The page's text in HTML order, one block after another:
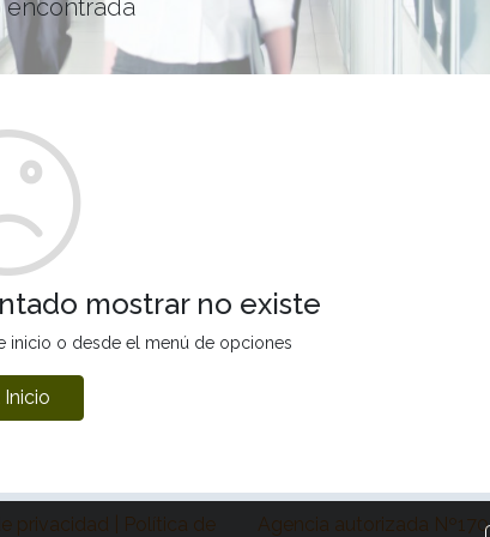
encontrada
mostrar no existe
inicio o desde el menú de opciones
Inicio
privacidad | Política de Agencia autorizada